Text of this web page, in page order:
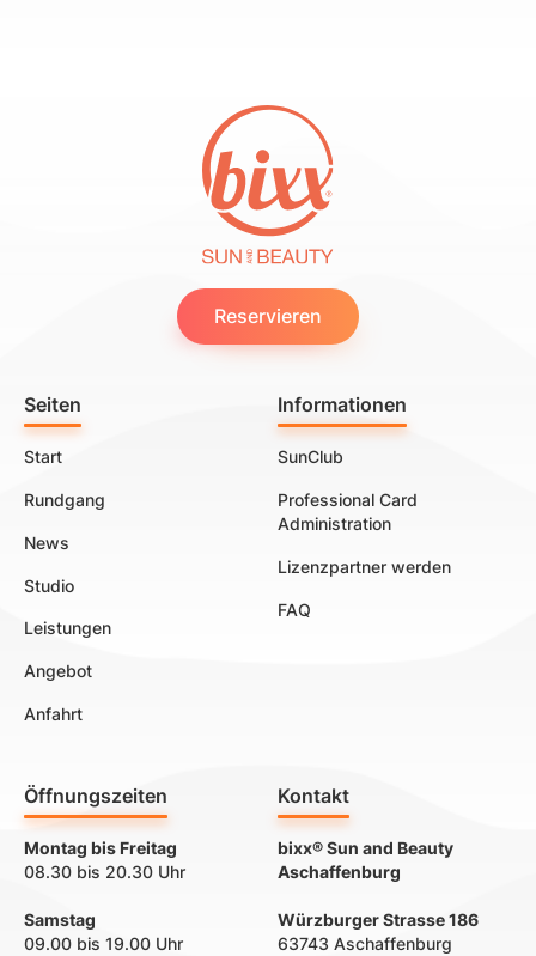
Reservieren
Seiten
Start
Rundgang
News
Studio
Leistungen
Angebot
Anfahrt
Informationen
SunClub
Professional Card
Administration
Lizenzpartner werden
FAQ
Öffnungszeiten
Montag bis Freitag
08.30 bis 20.30 Uhr
Samstag
09.00 bis 19.00 Uhr
Kontakt
bixx® Sun and Beauty
Aschaffenburg
Würzburger Strasse 186
63743 Aschaffenburg